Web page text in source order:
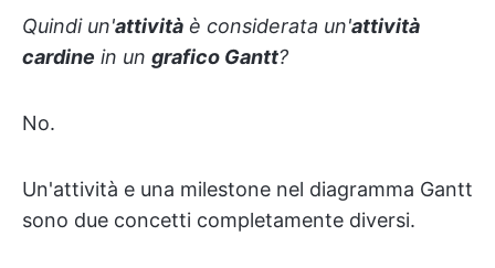
Quindi un'attività è considerata un'attività
cardine in un grafico Gantt?
No.
Un'attività e una milestone nel diagramma Gantt
sono due concetti completamente diversi.